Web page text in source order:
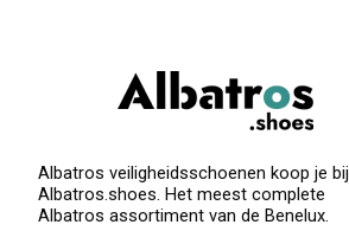
Albatros veiligheidsschoenen koop je bij
Albatros.shoes. Het meest complete
Albatros assortiment van de Benelux.